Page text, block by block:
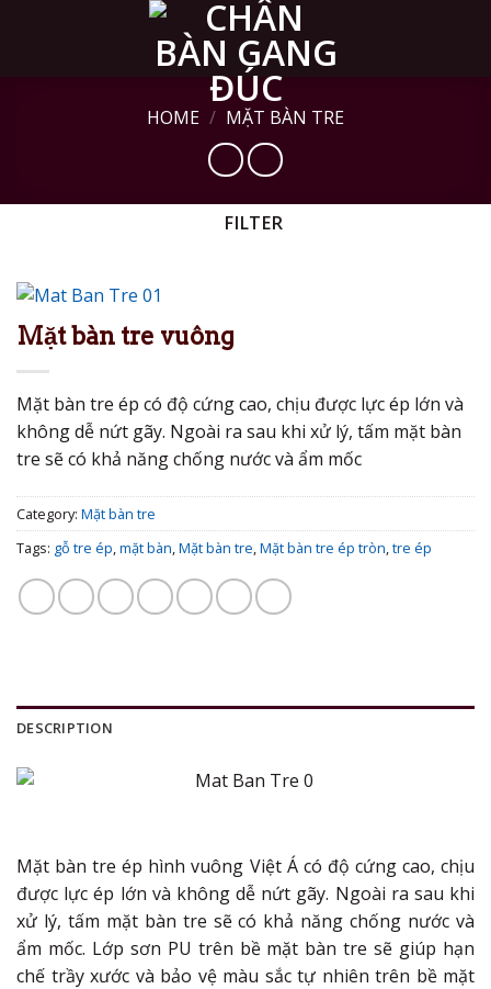
HOME / MẶT BÀN TRE
FILTER
Mặt bàn tre vuông
Mặt bàn tre ép có độ cứng cao, chịu được lực ép lớn và
không dễ nứt gãy. Ngoài ra sau khi xử lý, tấm mặt bàn
tre sẽ có khả năng chống nước và ẩm mốc
Category: Mặt bàn tre
Tags: gỗ tre ép,mặt bàn,Mặt bàn tre,Mặt bàn tre ép tròn,tre ép
DESCRIPTION
Mặt bàn tre ép hình vuông Việt Á có độ cứng cao, chịu
được lực ép lớn và không dễ nứt gãy. Ngoài ra sau khi
xử lý, tấm mặt bàn tre sẽ có khả năng chống nước và
ẩm mốc. Lớp sơn PU trên bề mặt bàn tre sẽ giúp hạn
chế trầy xước và bảo vệ màu sắc tự nhiên trên bề mặt